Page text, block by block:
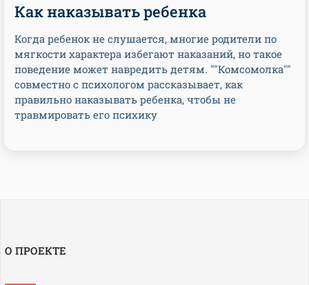
Как наказывать ребенка
Когда ребенок не слушается, многие родители по
мягкости характера избегают наказаний, но такое
поведение может навредить детям. ""Комсомолка""
совместно с психологом рассказывает, как
правильно наказывать ребенка, чтобы не
травмировать его психику
О ПРОЕКТЕ